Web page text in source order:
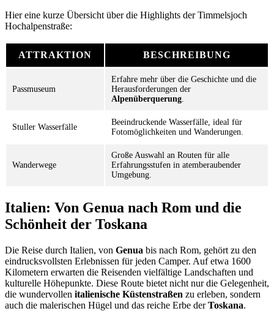
Hier eine kurze Übersicht über die Highlights der Timmelsjoch
Hochalpenstraße:
ATTRAKTION BESCHREIBUNG
Passmuseum
Erfahre mehr über die Geschichte und die
Herausforderungen der
Alpenüberquerung
Stuller Wasserfälle
Beeindruckende Wasserfälle, ideal für
Fotomöglichkeiten und Wanderungen.
Wanderwege
Große Auswahl an Routen für alle
Erfahrungsstufen in atemberaubender
Umgebung.
Italien: Von Genua nach Rom und die
Schönheit der Toskana
Die Reise durch Italien, von Genua bis nach Rom, gehört zu den
eindrucksvollsten Erlebnissen für jeden Camper. Auf etwa 1600
Kilometern erwarten die Reisenden vielfältige Landschaften und
kulturelle Höhepunkte. Diese Route bietet nicht nur die Gelegenheit,
die wundervollen italienische Küstenstraßen zu erleben, sondern
auch die malerischen Hügel und das reiche Erbe derToskana.